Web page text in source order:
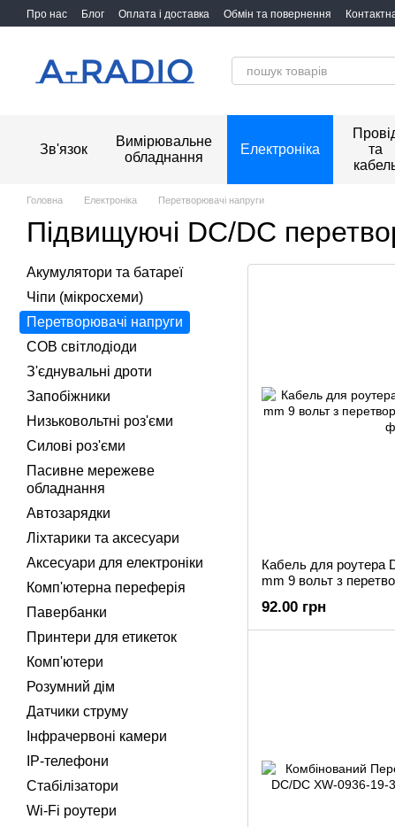
Перейти до основного контенту
Про нас Блог Оплата і доставка Обмін та повернення
Зв'язок
Вимірювальне
обладнання
Електроніка
та
Головна Електроніка Перетворювачі напруги
Підвищуючі DC/DC
Кабель для роутера
mm 9 вольт з
92.00 грн
Акумулятори та батареї
Чіпи (мікросхеми)
Перетворювачі напруги
COB світлодіоди
З'єднувальні дроти
Запобіжники
Низьковольтні роз'єми
Силові роз'єми
Пасивне мережеве
обладнання
Автозарядки
Ліхтарики та аксесуари
Аксесуари для електроніки
Комп'ютерна переферія
Павербанки
Принтери для етикеток
Комп'ютери
Розумний дім
Датчики струму
Інфрачервоні камери
IP-телефони
Стабілізатори
Wi‑Fi роутери